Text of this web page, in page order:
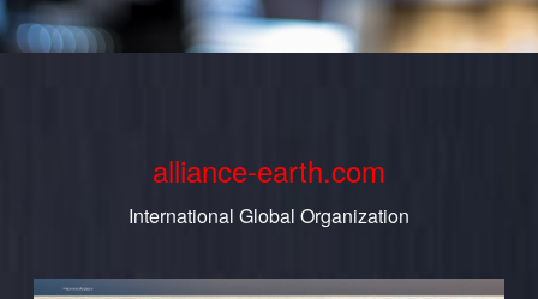
alliance-earth.com
International Global Organization